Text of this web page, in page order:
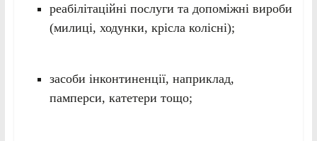
реабілітаційні послуги та допоміжні вироби
(милиці, ходунки, крісла колісні);
засоби інконтиненції, наприклад,
памперси, катетери тощо;